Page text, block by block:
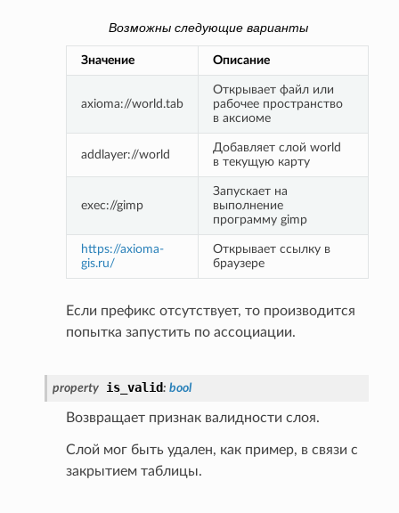
Возможны следующие варианты
Значение Описание
axioma://world.tab
Открывает файл или
рабочее пространство
в аксиоме
addlayer://world
Добавляет слой world
в текущую карту
exec://gimp
Запускает на
выполнение
программу gimp
https://axioma-
gis.ru/
Открывает ссылку в
браузере
Если префикс отсутствует, то производится
попытка запустить по ассоциации.
property is_valid: bool
Возвращает признак валидности слоя.
Слой мог быть удален, как пример, в связи с
закрытием таблицы.